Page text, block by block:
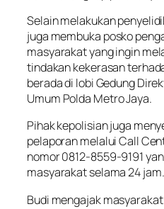
Selain melakukan
juga membuka posko
masyarakat yang ingin
tindakan kekerasan
berada di lobi Gedung
Umum Polda Metro Jaya.
Pihak kepolisian juga
pelaporan melalui Call
nomor 0812-8559-9191
masyarakat selama 24 jam.
Budi mengajak